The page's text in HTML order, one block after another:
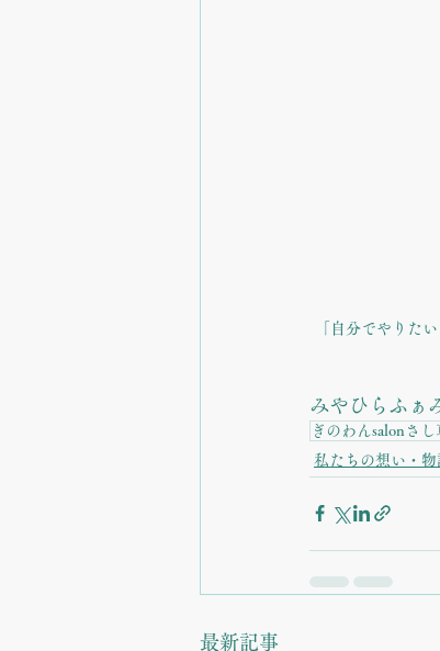
「自分でやりた
みやひらふぁ
ぎのわんsalonさし
私たちの想い・物
最新記事